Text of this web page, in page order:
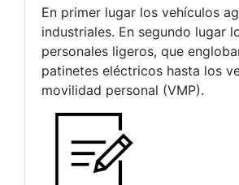
En primer lugar los vehículos
industriales. En segundo lugar
personales ligeros, que
patinetes eléctricos hasta los
movilidad personal (VMP).